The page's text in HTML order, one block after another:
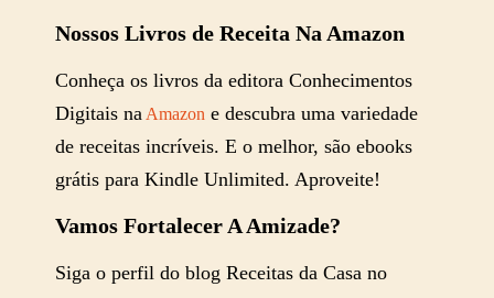
Nossos Livros de Receita Na Amazon
Conheça os livros da editora Conhecimentos
Digitais na Amazon e descubra uma variedade
de receitas incríveis. E o melhor, são ebooks
grátis para Kindle Unlimited. Aproveite!
Vamos Fortalecer A Amizade?
Siga o perfil do blog Receitas da Casa no